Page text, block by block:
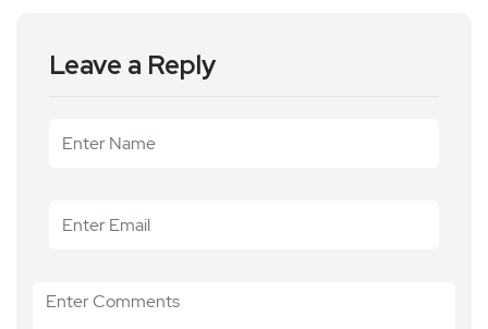
Leave a Reply